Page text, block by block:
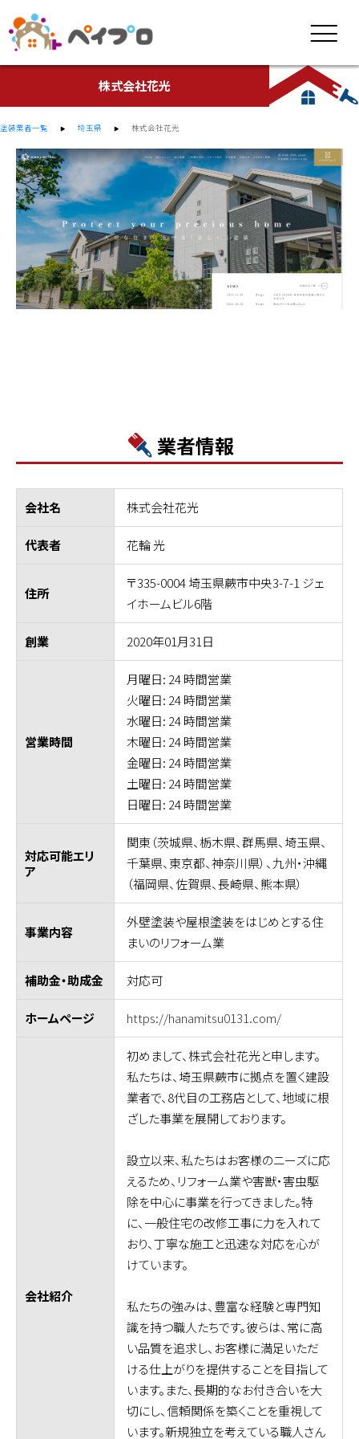
株式会社花光
塗装業者一覧 埼玉県 株式会社花光
業者情報
会社名 株式会社花光
代表者 花輪 光
住所
〒335-0004 埼玉県蕨市中央3-7-1 ジェ
イホームビル6階
創業 2020年01月31日
営業時間
月曜日: 24 時間営業
火曜日: 24 時間営業
水曜日: 24 時間営業
木曜日: 24 時間営業
金曜日: 24 時間営業
土曜日: 24 時間営業
日曜日: 24 時間営業
対応可能エリ
ア
関東（茨城県、栃木県、群馬県、埼玉県、
千葉県、東京都、神奈川県）、九州・沖縄
（福岡県、佐賀県、長崎県、熊本県）
事業内容
外壁塗装や屋根塗装をはじめとする住
まいのリフォーム業
補助金・助成金 対応可
ホームページ https://hanamitsu0131.com/
会社紹介
初めまして、株式会社花光と申します。
私たちは、埼玉県蕨市に拠点を置く建設
業者で、8代目の工務店として、地域に根
ざした事業を展開しております。
設立以来、私たちはお客様のニーズに応
えるため、リフォーム業や害獣・害虫駆
除を中心に事業を行ってきました。特
に、一般住宅の改修工事に力を入れて
おり、丁寧な施工と迅速な対応を心が
けています。
私たちの強みは、豊富な経験と専門知
識を持つ職人たちです。彼らは、常に高
い品質を追求し、お客様に満足いただ
ける仕上がりを提供することを目指して
います。また、長期的なお付き合いを大
切にし、信頼関係を築くことを重視して
います。新規独立を考えている職人さん